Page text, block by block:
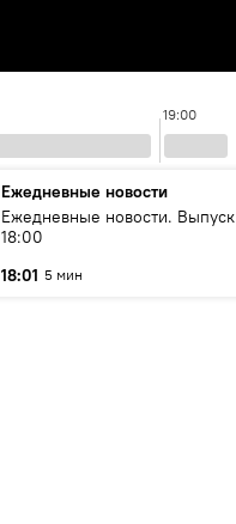
19:00
Ежедневные новости
Ежедневные новости. Выпуск
18:00
18:01 5 мин